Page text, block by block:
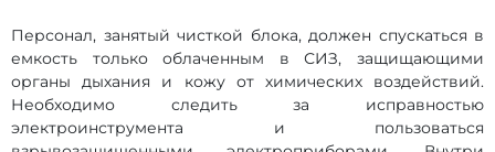
Персонал, занятый чисткой блока, должен спускаться в
емкость только облаченным в СИЗ, защищающими
органы дыхания и кожу от химических воздействий.
Необходимо следить за исправностью
электроинструмента и пользоваться